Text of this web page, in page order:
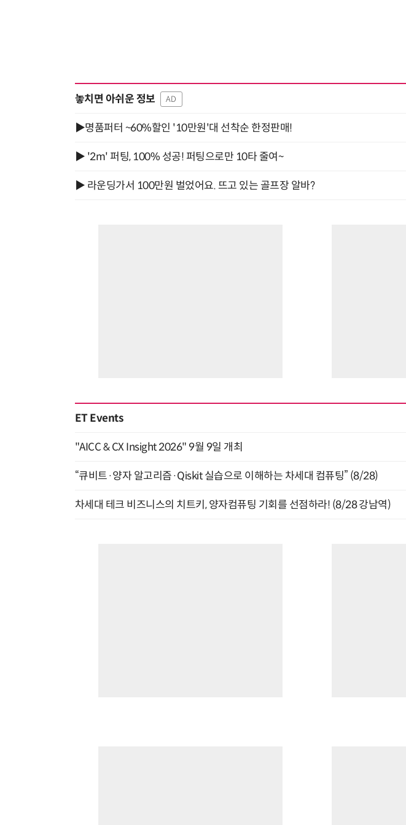
놓치면 아쉬운 정보 AD
▶명품퍼터 ~60%할인 '10만원'대 선착순 한정판매!
▶ '2m' 퍼팅, 100% 성공! 퍼팅으로만 10타 줄여~
▶ 라운딩가서 100만원 벌었어요. 뜨고 있는 골프장 알바?
ET Events
"AICC & CX Insight 2026" 9월 9일 개최
“큐비트·양자 알고리즘·Qiskit 실습으로 이해하는 차세대 컴퓨팅” (8/28)
차세대 테크 비즈니스의 치트키, 양자컴퓨팅 기회를 선점하라! (8/28 강남역)